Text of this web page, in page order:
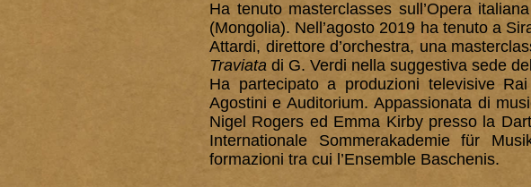
Ha tenuto masterclasses sull’Opera
(Mongolia). Nell’agosto 2019 ha tenuto a
Attardi, direttore d’orchestra, una
Traviata di G. Verdi nella suggestiva sede
Ha partecipato a produzioni televisive
Agostini e Auditorium. Appassionata di
Nigel Rogers ed Emma Kirby presso la
Internationale Sommerakademie für
formazioni tra cui l’Ensemble Baschenis.